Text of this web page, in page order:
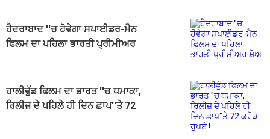
ਹੈਦਰਾਬਾਦ ''ਚ ਹੋਵੇਗਾ ਸਪਾਈਡਰ-ਮੈਨ
ਫਿਲਮ ਦਾ ਪਹਿਲਾ ਭਾਰਤੀ ਪ੍ਰੀਮੀਅਰ
ਹਾਲੀਵੁੱਡ ਫਿਲਮ ਦਾ ਭਾਰਤ ''ਚ ਧਮਾਕਾ,
ਰਿਲੀਜ਼ ਦੇ ਪਹਿਲੇ ਹੀ ਦਿਨ ਛਾਪ''ਤੇ 72